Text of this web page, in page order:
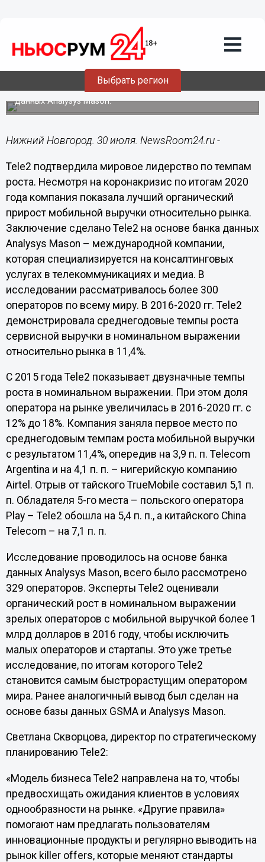
Выбрать регион
Tele2 осталась самым
быстрорастущим оператором мира
несмотря на пандемию
Заключение сделано на основе международного банка
данных Analysys Mason.
Нижний Новгород. 30 июля. NewsRoom24.ru -
Tele2 подтвердила мировое лидерство по темпам
роста. Несмотря на коронакризис по итогам 2020
года компания показала лучший органический
прирост мобильной выручки относительно рынка.
Заключение сделано Tele2 на основе банка данных
Analysys Mason – международной компании,
которая специализируется на консалтинговых
услугах в телекоммуникациях и медиа. В
исследовании рассматривалось более 300
операторов по всему миру. В 2016-2020 гг. Tele2
демонстрировала среднегодовые темпы роста
сервисной выручки в номинальном выражении
относительно рынка в 11,4%.
С 2015 года Tele2 показывает двузначные темпы
роста в номинальном выражении. При этом доля
оператора на рынке увеличилась в 2016-2020 гг. с
12% до 18%. Компания заняла первое место по
среднегодовым темпам роста мобильной выручки
с результатом 11,4%, опередив на 3,9 п. п. Telecom
Argentina и на 4,1 п. п. – нигерийскую компанию
Airtel. Отрыв от тайского TrueMobile составил 5,1 п.
п. Обладателя 5-го места – польского оператора
Play – Tele2 обошла на 5,4 п. п., а китайского China
Telecom – на 7,1 п. п.
Исследование проводилось на основе банка
данных Analysys Mason, всего было рассмотрено
329 операторов. Эксперты Tele2 оценивали
органический рост в номинальном выражении
зрелых операторов с мобильной выручкой более 1
млрд долларов в 2016 году, чтобы исключить
малых операторов и стартапы. Это уже третье
исследование, по итогам которого Tele2
становится самым быстрорастущим оператором
мира. Ранее аналогичный вывод был сделан на
основе базы данных GSMA и Analysys Mason.
Светлана Скворцова, директор по стратегическому
планированию Tele2:
«Модель бизнеса Tele2 направлена на то, чтобы
предвосхищать ожидания клиентов в условиях
однообразности на рынке. «Другие правила»
помогают нам предлагать пользователям
инновационные продукты и регулярно выводить на
рынок killer offers, которые меняют стандарты